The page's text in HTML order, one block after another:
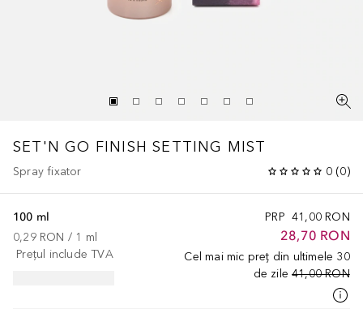
SET'N GO FINISH SETTING MIST
Spray fixator 0 (0)
PRP 41,00 RON
28,70 RON
Cel mai mic preț din ultimele 30
de zile 41,00 RON
100 ml
0,29 RON / 1 ml
Prețul include TVA